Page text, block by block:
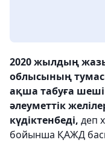
2020 жылдың
облысының
ақша табуға
әлеуметтік
күдіктенбеді, деп
бойынша ҚАЖД